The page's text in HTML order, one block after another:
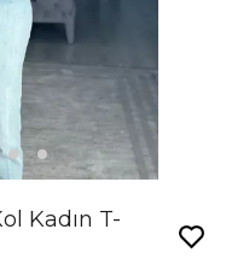
Kadın T-